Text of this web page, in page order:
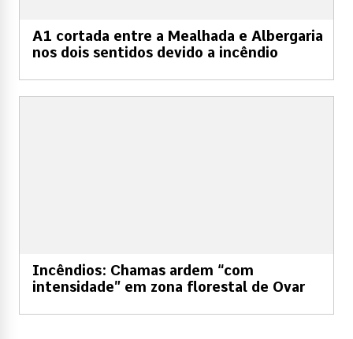
A1 cortada entre a Mealhada e Albergaria
nos dois sentidos devido a incêndio
Incêndios: Chamas ardem “com
intensidade” em zona florestal de Ovar